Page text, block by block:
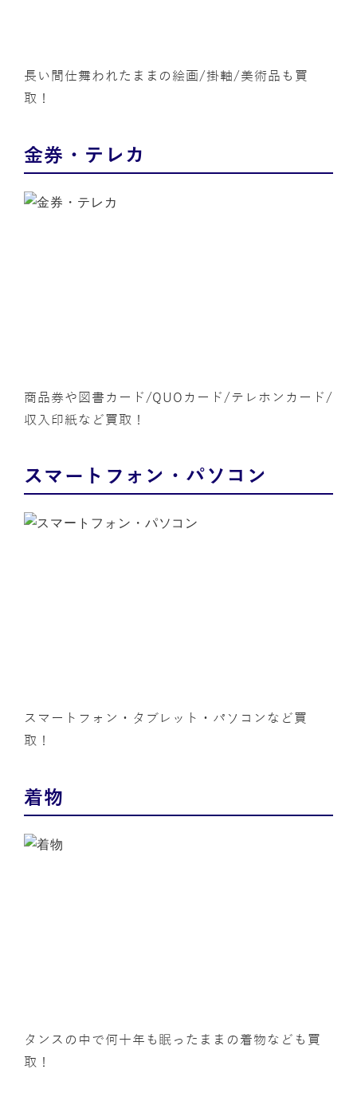
長い間仕舞われたままの絵画/掛軸/美術品も買
取！
金券・テレカ
商品券や図書カード/QUOカード/テレホンカード/
収入印紙など買取！
スマートフォン・パソコン
スマートフォン・タブレット・パソコンなど買
取！
着物
タンスの中で何十年も眠ったままの着物なども買
取！